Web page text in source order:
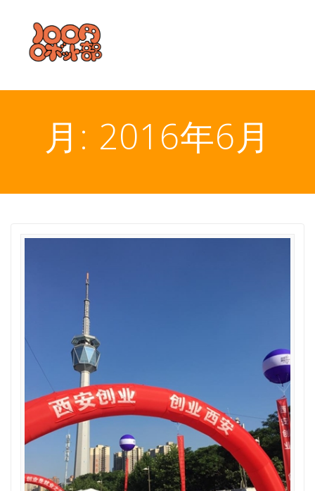
ッ
プ
月: 2016年6月